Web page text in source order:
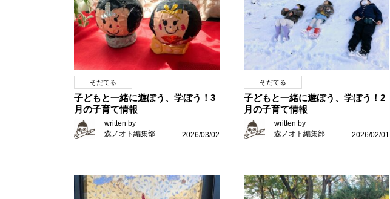
そだてる
子どもと一緒に遊ぼう、学ぼう！3
月の子育て情報
written by
森ノオト編集部
2026/03/02
そだてる
子どもと一緒に遊ぼう、学ぼう！2
月の子育て情報
written by
森ノオト編集部
2026/02/01